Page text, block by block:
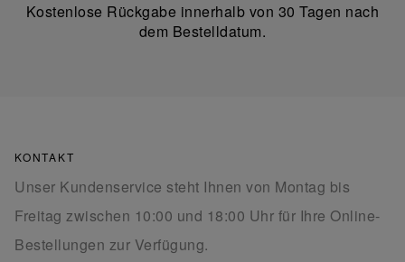
Kostenlose Rückgabe innerhalb von 30 Tagen nach
dem Bestelldatum.
KONTAKT
Unser Kundenservice steht Ihnen von Montag bis
Freitag zwischen 10:00 und 18:00 Uhr für Ihre Online-
Bestellungen zur Verfügung.